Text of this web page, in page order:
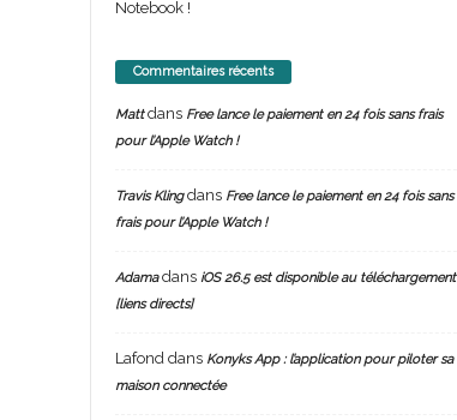
Notebook !
Commentaires récents
Mattdans Free lance le paiement en 24 fois sans frais
pour l’Apple Watch !
Travis Klingdans Free lance le paiement en 24 fois sans
frais pour l’Apple Watch !
Adamadans iOS 26.5 est disponible au téléchargement
[liens directs]
Lafond dans Konyks App : l’application pour piloter sa
maison connectée